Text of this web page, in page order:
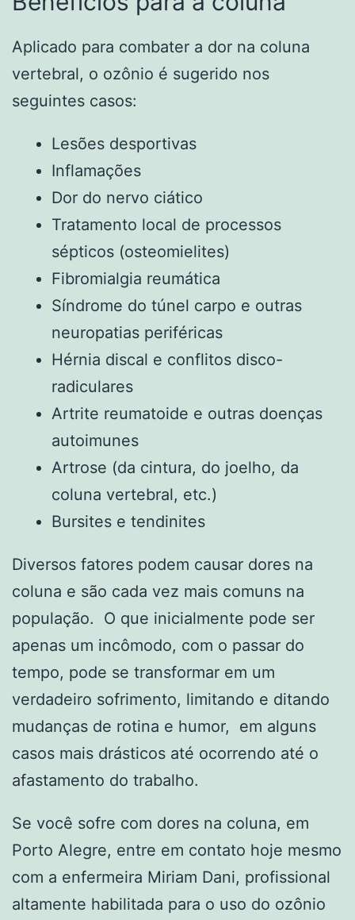
Aplicado para combater a dor na coluna
vertebral, o ozônio é sugerido nos
seguintes casos:
Lesões desportivas
Inflamações
Dor do nervo ciático
Tratamento local de processos
sépticos (osteomielites)
Fibromialgia reumática
Síndrome do túnel carpo e outras
neuropatias periféricas
Hérnia discal e conflitos disco-
radiculares
Artrite reumatoide e outras doenças
autoimunes
Artrose (da cintura, do joelho, da
coluna vertebral, etc.)
Bursites e tendinites
Diversos fatores podem causar dores na
coluna e são cada vez mais comuns na
população. O que inicialmente pode ser
apenas um incômodo, com o passar do
tempo, pode se transformar em um
verdadeiro sofrimento, limitando e ditando
mudanças de rotina e humor, em alguns
casos mais drásticos até ocorrendo até o
afastamento do trabalho.
Se você sofre com dores na coluna, em
Porto Alegre, entre em contato hoje mesmo
com a enfermeira Miriam Dani, profissional
altamente habilitada para o uso do ozônio